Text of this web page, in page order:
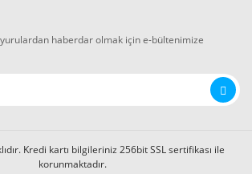
haberdar olmak için e-bültenimize
Kredi kartı bilgileriniz 256bit SSL sertifikası ile
korunmaktadır.